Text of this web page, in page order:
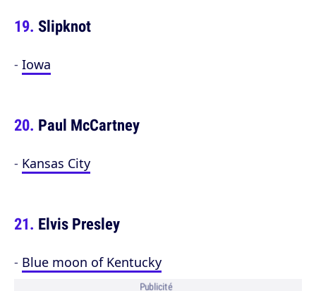
Slipknot
- Iowa
Paul McCartney
- Kansas City
Elvis Presley
- Blue moon of Kentucky
Publicité